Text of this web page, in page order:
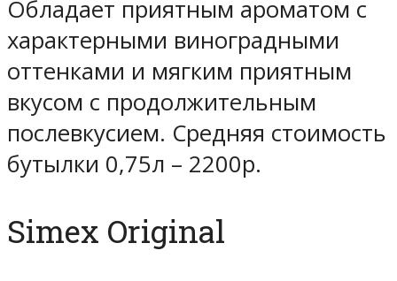
Обладает приятным ароматом с
характерными виноградными
оттенками и мягким приятным
вкусом с продолжительным
послевкусием. Средняя стоимость
бутылки 0,75л – 2200р.
Simex Original